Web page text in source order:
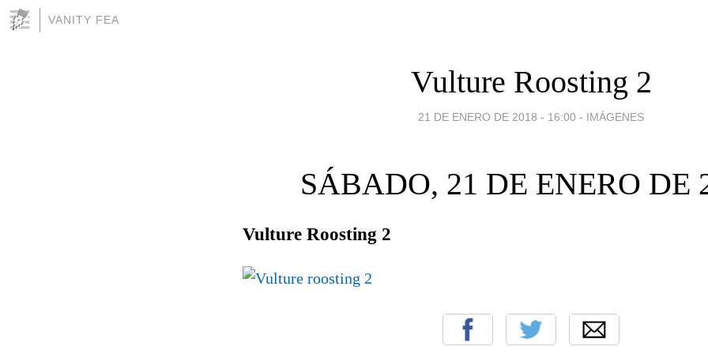
VANITY FEA
Vulture Roosting 2
21 DE ENERO DE 2018 - 16:00 - IMÁGENES
SÁBADO, 21 DE ENERO DE
Vulture Roosting 2